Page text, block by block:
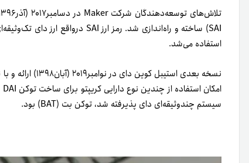
استفاده می‌‎شد.
سیستم چند‌وثیقه‌ای دای پذیرفته شد، توکن بت (BAT) بود.